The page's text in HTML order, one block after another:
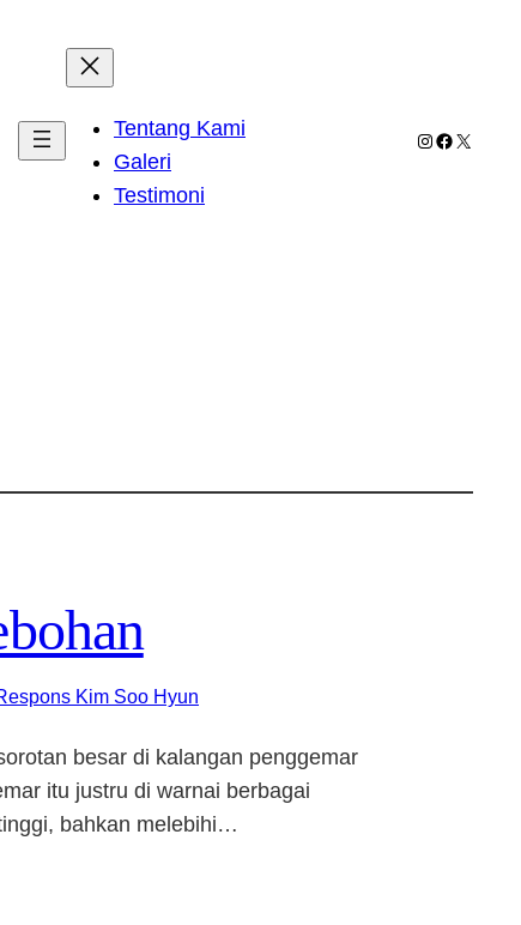
Tentang Kami
Galeri
Testimoni
Instagram
Facebook
X
Kim Soo Hyun
besar di kalangan penggemar
itu justru di warnai berbagai
bahkan melebihi…